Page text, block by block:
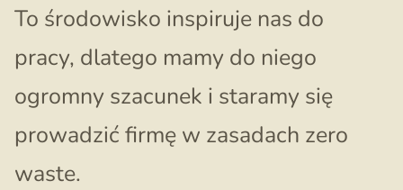
To środowisko inspiruje nas do
pracy, dlatego mamy do niego
ogromny szacunek i staramy się
prowadzić firmę w zasadach zero
waste.